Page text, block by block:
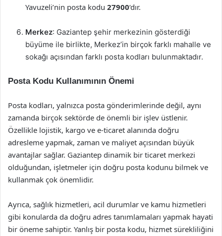
Yavuzeli’nin posta kodu 27900‘dır.
Merkez: Gaziantep şehir merkezinin gösterdiği
büyüme ile birlikte, Merkez’in birçok farklı mahalle ve
sokağı açısından farklı posta kodları bulunmaktadır.
Posta Kodu Kullanımının Önemi
Posta kodları, yalnızca posta gönderimlerinde değil, aynı
zamanda birçok sektörde de önemli bir işlev üstlenir.
Özellikle lojistik, kargo ve e-ticaret alanında doğru
adresleme yapmak, zaman ve maliyet açısından büyük
avantajlar sağlar. Gaziantep dinamik bir ticaret merkezi
olduğundan, işletmeler için doğru posta kodunu bilmek ve
kullanmak çok önemlidir.
Ayrıca, sağlık hizmetleri, acil durumlar ve kamu hizmetleri
gibi konularda da doğru adres tanımlamaları yapmak hayati
bir öneme sahiptir. Yanlış bir posta kodu, hizmet sürekliliğini